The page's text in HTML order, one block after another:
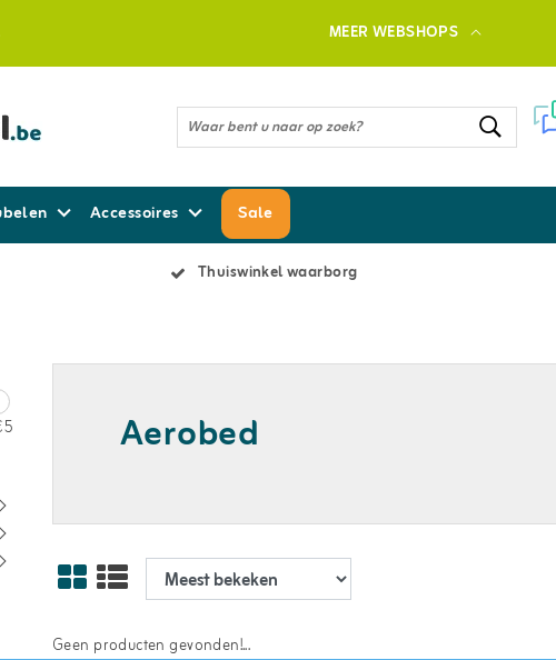
MEER WEBSHOPS
Accessoires Sale
Thuiswinkel waarborg
5 Aerobed
Geen producten gevonden!...